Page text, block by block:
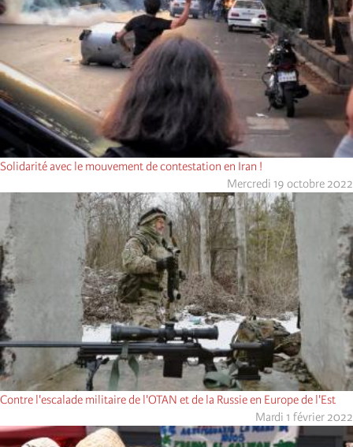
Solidarité avec le mouvement de contestation en Iran !
Mercredi 19 octobre 2022
Contre l'escalade militaire de l'OTAN et de la Russie en Europe de l'Est
Mardi 1 février 2022